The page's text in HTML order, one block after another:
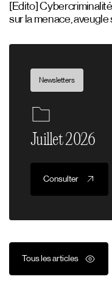
Tous les articles
[Edito]
sur la menace,
Newsletters
Juillet 2026
Consulter